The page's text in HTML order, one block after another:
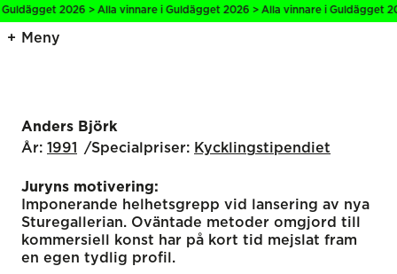
2026 > Alla vinnare i Guldägget 2026 > Alla vinnare i Guldägget
Meny
Anders Björk
År: 1991 Specialpriser: Kyckling­stipendiet
Juryns motivering:
Imponerande helhetsgrepp vid lansering av nya
Sturegallerian. Oväntade metoder omgjord till
kommersiell konst har på kort tid mejslat fram
en egen tydlig profil.